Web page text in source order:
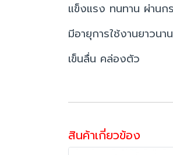
แข็งแรง ทนทาน ผ่านก
มีอายุการใช้งานยาวน
เข็นลื่น คล่องตัว
สินค้าเกี่ยวข้อง